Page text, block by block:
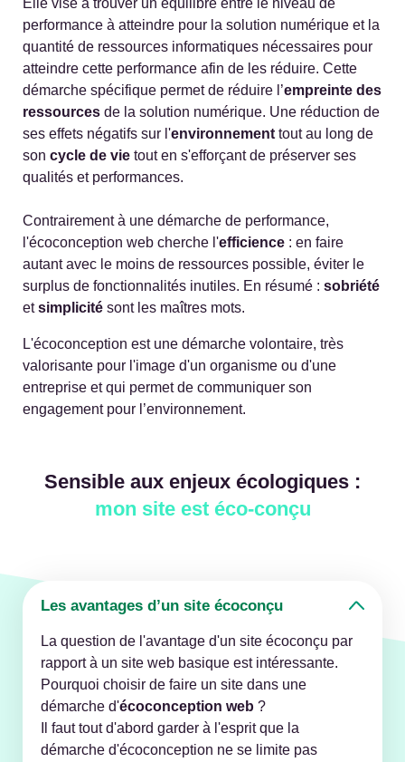
Elle vise à trouver un équilibre entre le niveau de
performance à atteindre pour la solution numérique et la
quantité de ressources informatiques nécessaires pour
atteindre cette performance afin de les réduire. Cette
démarche spécifique permet de réduire l’empreinte des
ressources de la solution numérique. Une réduction de
ses effets négatifs sur l'environnement tout au long de
son cycle de vie tout en s'efforçant de préserver ses
qualités et performances.
Contrairement à une démarche de performance,
l'écoconception web cherche l'efficience : en faire
autant avec le moins de ressources possible, éviter le
surplus de fonctionnalités inutiles. En résumé : sobriété
etsimplicité sont les maîtres mots.
L'écoconception est une démarche volontaire, très
valorisante pour l'image d'un organisme ou d'une
entreprise et qui permet de communiquer son
engagement pour l’environnement.
Sensible aux enjeux écologiques :
mon site est éco‑conçu
Les avantages d’un site écoconçu
La question de l'avantage d'un site écoconçu par
rapport à un site web basique est intéressante.
Pourquoi choisir de faire un site dans une
démarche d'écoconception web ?
Il faut tout d'abord garder à l'esprit que la
démarche d'écoconception ne se limite pas